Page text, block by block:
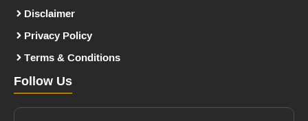
Disclaimer
Privacy Policy
Terms & Conditions
Follow Us